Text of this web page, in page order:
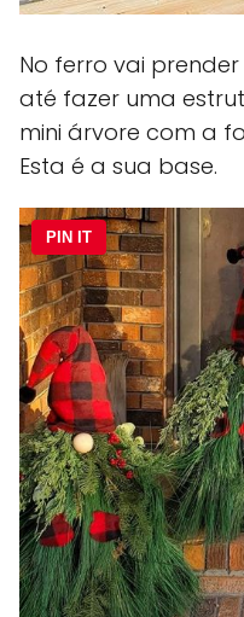
No ferro vai
até fazer uma
mini árvore com a
Esta é a sua base.
PIN IT